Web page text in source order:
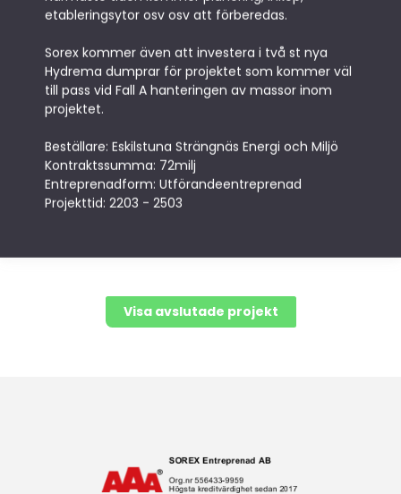
etableringsytor osv osv att förberedas.
Sorex kommer även att investera i två st nya
Hydrema dumprar för projektet som kommer väl
till pass vid Fall A hanteringen av massor inom
projektet.
Beställare: Eskilstuna Strängnäs Energi och Miljö
Kontraktssumma: 72milj
Entreprenadform: Utförandeentreprenad
Projekttid: 2203 - 2503
Visa avslutade projekt